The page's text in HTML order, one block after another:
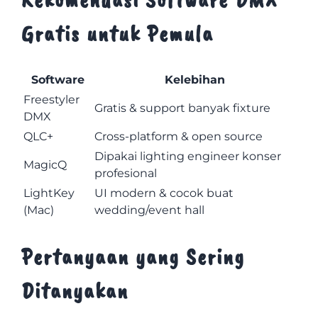
Gratis untuk Pemula
Software
Kelebihan
Freestyler
DMX
Gratis & support banyak fixture
QLC+ Cross-platform & open source
MagicQ
Dipakai lighting engineer konser
profesional
LightKey
(Mac)
UI modern & cocok buat
wedding/event hall
Pertanyaan yang Sering
Ditanyakan